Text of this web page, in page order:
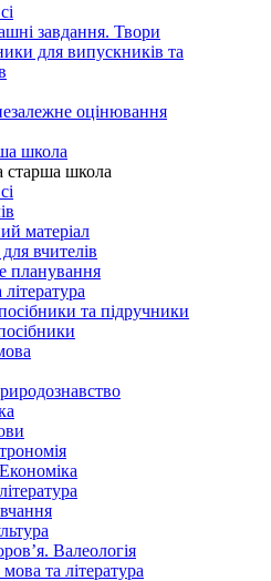
завдання. Твори
для випускників та
оцінювання
школа
старша школа
матеріал
вчителів
планування
та підручники
Валеологія
та література